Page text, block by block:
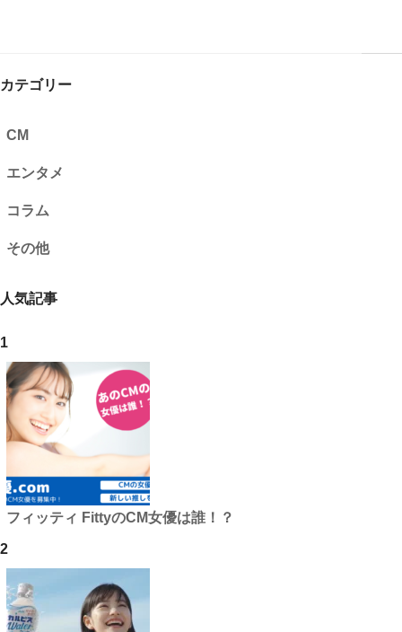
カテゴリー
CM
エンタメ
コラム
その他
人気記事
1
フィッティ FittyのCM女優は誰！？
2